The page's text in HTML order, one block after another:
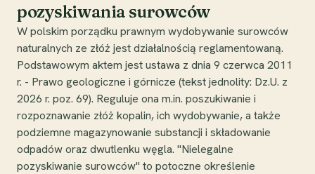
pozyskiwania surowców
W polskim porządku prawnym wydobywanie surowców
naturalnych ze złóż jest działalnością reglamentowaną.
Podstawowym aktem jest ustawa z dnia 9 czerwca 2011
r. - Prawo geologiczne i górnicze (tekst jednolity: Dz.U. z
2026 r. poz. 69). Reguluje ona m.in. poszukiwanie i
rozpoznawanie złóż kopalin, ich wydobywanie, a także
podziemne magazynowanie substancji i składowanie
odpadów oraz dwutlenku węgla. "Nielegalne
pozyskiwanie surowców" to potoczne określenie